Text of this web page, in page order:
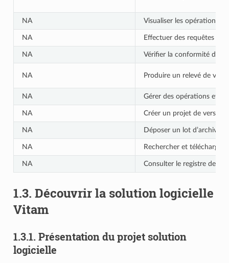
NA Visualiser les opérations
NA Effectuer des requêtes
NA Vérifier la conformité de la
NA Produire un relevé de
NA Gérer des opérations et
NA Créer un projet de
NA Déposer un lot d’archives
NA Rechercher et télécharger
NA Consulter le registre des
1.3. Découvrir la solution logicielle
Vitam
1.3.1. Présentation du projet solution
logicielle